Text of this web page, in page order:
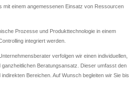
mit einem angemessenen Einsatz von Ressourcen
Prozesse und Produkttechnologie in einem
integriert werden.
verfolgen wir einen individuellen,
Beratungsansatz. Dieser umfasst den
Bereichen. Auf Wunsch begleiten wir Sie bis